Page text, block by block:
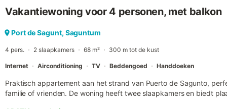
Vakantiewoning voor 4 personen, met balkon
Port de Sagunt, Saguntum
4 pers. 2 slaapkamers 68 m² 300 m tot de kust
Internet Airconditioning TV Beddengoed Handdoeken
Praktisch appartement aan het strand van Puerto de Sagunto,
familie of vrienden. De woning heeft twee slaapkamers en biedt